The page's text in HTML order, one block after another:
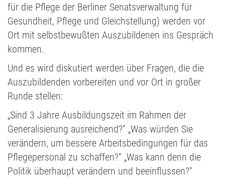
für die Pflege der Berliner Senatsverwaltung für
Gesundheit, Pflege und Gleichstellung) werden vor
Ort mit selbstbewußten Auszubildenen ins Gespräch
kommen.
Und es wird diskutiert werden über Fragen, die die
Auszubildenden vorbereiten und vor Ort in großer
Runde stellen:
„Sind 3 Jahre Ausbildungszeit im Rahmen der
Generalisierung ausreichend?“ „Was würden Sie
verändern, um bessere Arbeitsbedingungen für das
Pflegepersonal zu schaffen?“ „Was kann denn die
Politik überhaupt verändern und beeinflussen?“